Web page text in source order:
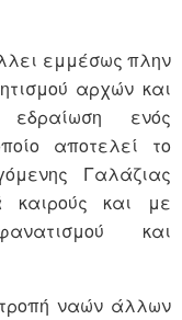
εμμέσως πλην
αρχών και
ενός
αποτελεί το
Γαλάζιας
καιρούς και με
και
ναών άλλων